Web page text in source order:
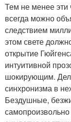
Тем не менее эти
всегда можно
следствием
этом свете
открытие
интуитивной
шокирующим.
синхронизма в
Бездушные,